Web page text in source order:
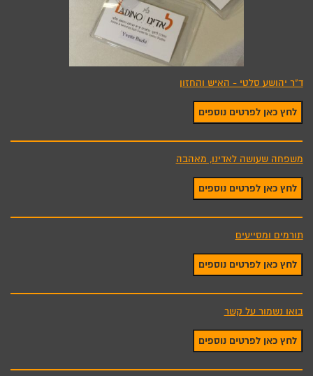
ד"ר יהושע סלטי - האיש והחזון
לחץ כאן לפרטים נוספים
משפחה שעושה לאדינו, מאהבה
לחץ כאן לפרטים נוספים
תורמים ומסייעים
לחץ כאן לפרטים נוספים
בואו נשמור על קשר
לחץ כאן לפרטים נוספים